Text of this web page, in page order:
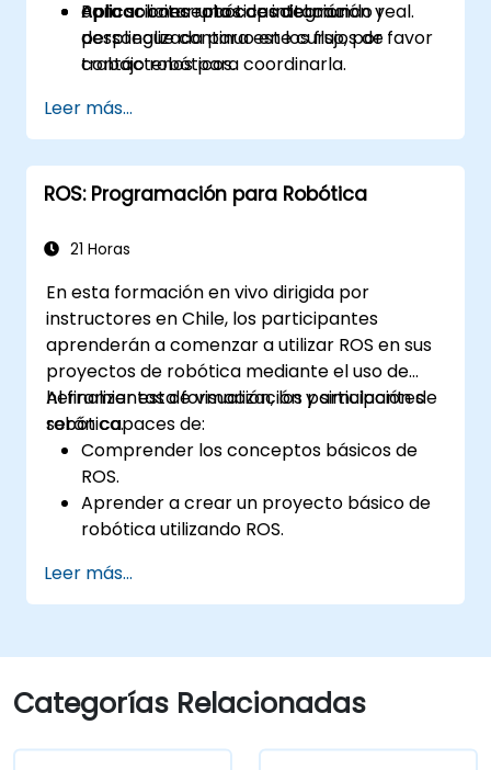
Aplicar conceptos de integración y
despliegue continuo en los flujos de
trabajo robóticos.
aplicaciones robóticas del mundo real.
Para solicitar una capacitación
personalizada para este curso, por favor
contáctenos para coordinarla.
Leer más...
ROS: Programación para Robótica
21 Horas
En esta formación en vivo dirigida por
instructores en Chile, los participantes
aprenderán a comenzar a utilizar ROS en sus
proyectos de robótica mediante el uso de
herramientas de visualización y simulación de
robótica.
Al finalizar esta formación, los participantes
serán capaces de:
Comprender los conceptos básicos de
ROS.
Aprender a crear un proyecto básico de
robótica utilizando ROS.
herramientas para la robótica, incluidas
las herramientas de simulación y
Leer más...
Categorías Relacionadas